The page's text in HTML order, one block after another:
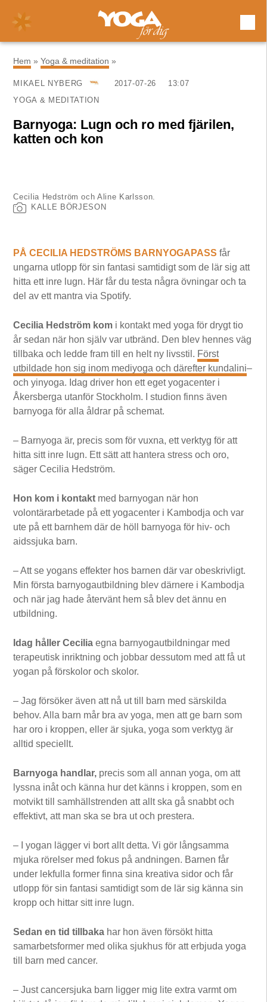
×
Hem »Yoga & meditation »
MIKAEL NYBERG 2017-07-26
13:07
YOGA & MEDITATION
Barnyoga: Lugn och ro med fjärilen,
katten och kon
Cecilia Hedström och Aline Karlsson.
KALLE BÖRJESON
PÅ CECILIA HEDSTRÖMS BARNYOGAPASS får
ungarna utlopp för sin fantasi samtidigt som de lär sig att
hitta ett inre lugn. Här får du testa några övningar och ta
del av ett mantra via Spotify.
Cecilia Hedström kom i kontakt med yoga för drygt tio
år sedan när hon själv var utbränd. Den blev hennes väg
tillbaka och ledde fram till en helt ny livsstil. Först
utbildade hon sig inom mediyoga och därefter kundalini–
och yinyoga. Idag driver hon ett eget yogacenter i
Åkersberga utanför Stockholm. I studion finns även
barnyoga för alla åldrar på schemat.
– Barnyoga är, precis som för vuxna, ett verktyg för att
hitta sitt inre lugn. Ett sätt att hantera stress och oro,
säger Cecilia Hedström.
Hon kom i kontakt med barnyogan när hon
volontärarbetade på ett yogacenter i Kambodja och var
ute på ett barnhem där de höll barnyoga för hiv- och
aidssjuka barn.
– Att se yogans effekter hos barnen där var obeskrivligt.
Min första barnyogautbildning blev därnere i Kambodja
och när jag hade återvänt hem så blev det ännu en
utbildning.
Idag håller Cecilia egna barnyogautbildningar med
terapeutisk inriktning och jobbar dessutom med att få ut
yogan på förskolor och skolor.
– Jag försöker även att nå ut till barn med särskilda
behov. Alla barn mår bra av yoga, men att ge barn som
har oro i kroppen, eller är sjuka, yoga som verktyg är
alltid speciellt.
Barnyoga handlar, precis som all annan yoga, om att
lyssna inåt och känna hur det känns i kroppen, som en
motvikt till samhällstrenden att allt ska gå snabbt och
effektivt, att man ska se bra ut och prestera.
– I yogan lägger vi bort allt detta. Vi gör långsamma
mjuka rörelser med fokus på andningen. Barnen får
under lekfulla former finna sina kreativa sidor och får
utlopp för sin fantasi samtidigt som de lär sig känna sin
kropp och hittar sitt inre lugn.
Sedan en tid tillbaka har hon även försökt hitta
samarbetsformer med olika sjukhus för att erbjuda yoga
till barn med cancer.
– Just cancersjuka barn ligger mig lite extra varmt om